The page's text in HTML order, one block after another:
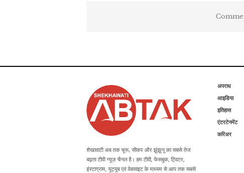
शेखावाटी अब तक चूरू, सीकर और झुंझुनू का सबसे तेज
बढ़ता टीवी न्यूज़ चैनल है। हम टीवी, फेसबुक, ट्विटर,
इंस्टाग्राम, यूट्यूब एवं वेबसाइट के माध्यम से आप तक सबसे
अपराध
आइडिया
इतिहास
एंटरटेनमेंट
करिअर